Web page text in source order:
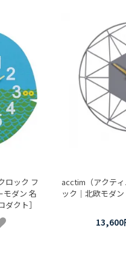
ロック フ
モダン 名
クト］
acctim（アクティ
ック｜北欧モダ
13,600